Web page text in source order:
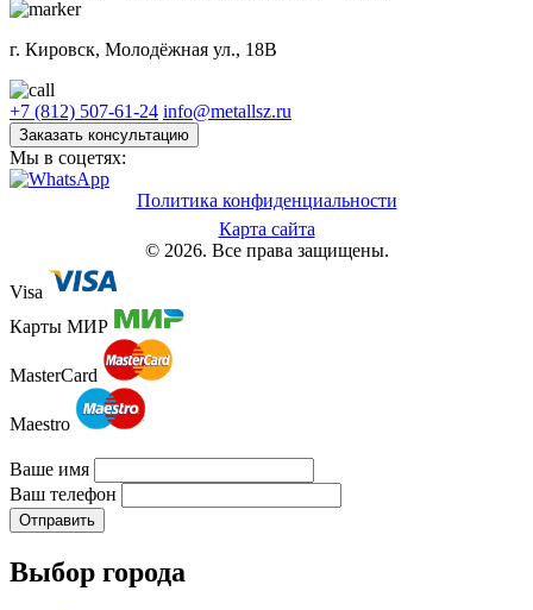
г. Кировск, Молодёжная ул., 18В
+7 (812) 507-61-24 info@metallsz.ru
Заказать консультацию
Мы в соцетях:
Политика конфиденциальности
Карта сайта
© 2026. Все права защищены.
Visa
Карты МИР
MasterCard
Maestro
Ваше имя
Ваш телефон
Отправить
Выбор города